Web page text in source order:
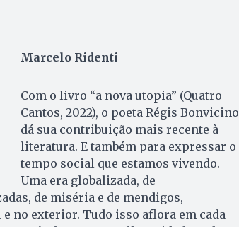
Marcelo Ridenti
Com o livro “a nova utopia” (Quatro
Cantos, 2022), o poeta Régis Bonvicino
dá sua contribuição mais recente à
literatura. E também para expressar o
tempo social que estamos vivendo.
Uma era globalizada, de
de miséria e de mendigos,
no exterior. Tudo isso aflora em cada